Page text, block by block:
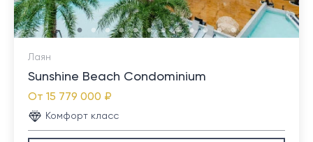
Лаян
Sunshine Beach Condominium
От 15 779 000 ₽
Комфорт класс